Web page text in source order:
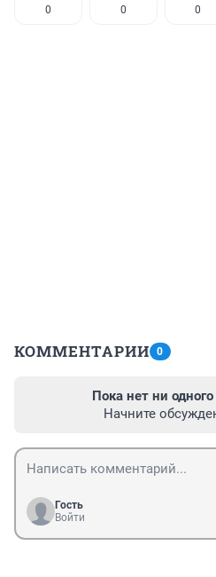
0 0 0
КОММЕНТАРИИ 0
Пока нет ни
Начните
Гость
Войти